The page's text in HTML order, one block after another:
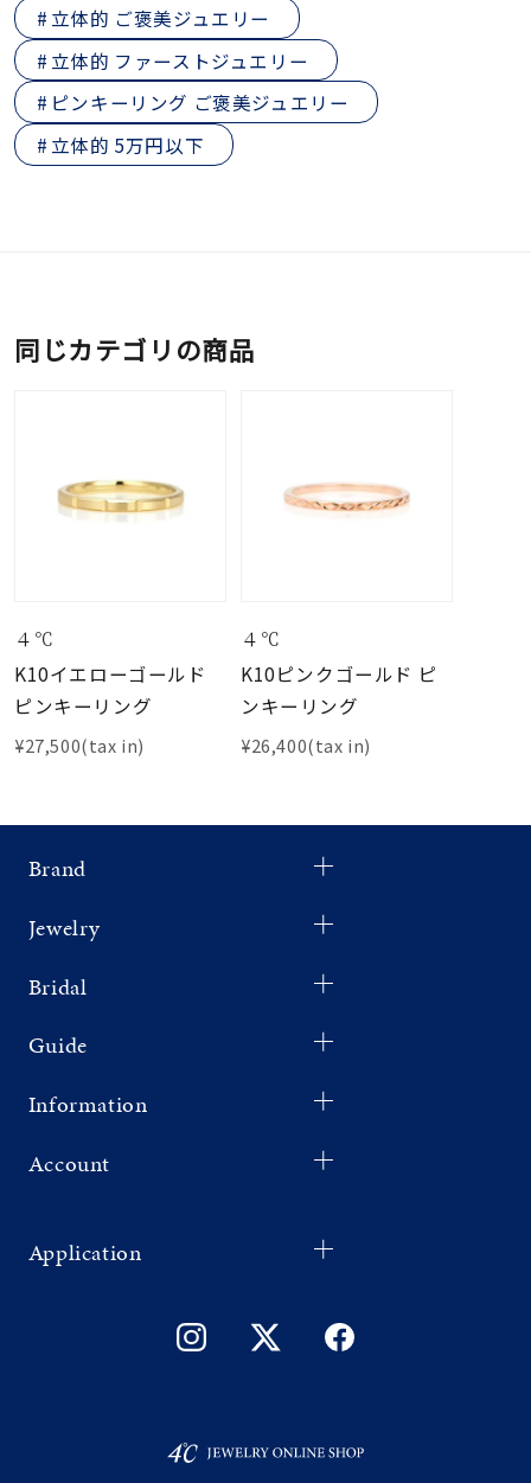
立体的 ご褒美ジュエリー
立体的 ファーストジュエリー
ピンキーリング ご褒美ジュエリー
立体的 5万円以下
同じカテゴリの商品
４℃
K10イエローゴールド
ピンキーリング
¥27,500(tax in)
４℃
K10ピンクゴールド ピ
ンキーリング
¥26,400(tax in)
Brand
Jewelry
Bridal
Guide
Information
Account
Application